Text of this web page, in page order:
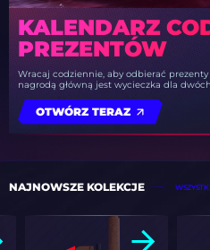
KALENDARZ
PREZENTÓW
Wracaj codziennie, aby odbierać
nagrodą główną jest wycieczka dla
OTWÓRZ TERAZ
NAJNOWSZE KOLEKCJE